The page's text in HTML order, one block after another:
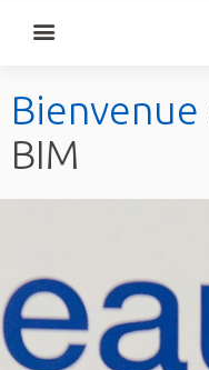
Bienvenue
BIM